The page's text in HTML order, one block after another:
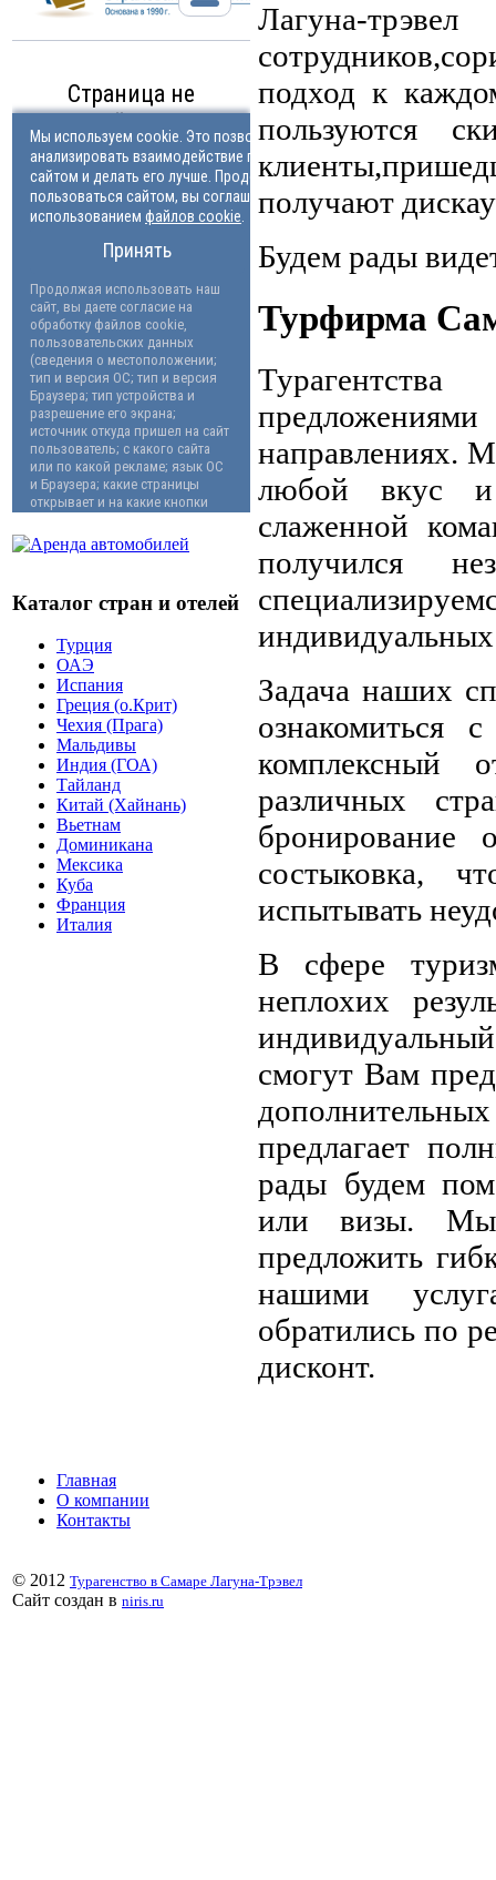
Каталог стран и отелей
Турция
ОАЭ
Испания
Греция (о.Крит)
Чехия (Прага)
Мальдивы
Индия (ГОА)
Тайланд
Китай (Хайнань)
Вьетнам
Доминикана
Мексика
Куба
Франция
Италия
Лагуна-
подход к
пользуются
получают
Будем рады
Турфирма
направлениях.
любой вкус и
слаженной
получился
Задача наших
комплексный
различных
бронирование
состыковка,
испытывать
В сфере
неплохих
смогут Вам
предлагает
рады будем
или визы. Мы
предложить
нашими
обратились по
дисконт.
Главная
О компании
Контакты
© 2012 Турагенство в Самаре Лагуна-Трэвел
Сайт создан в niris.ru